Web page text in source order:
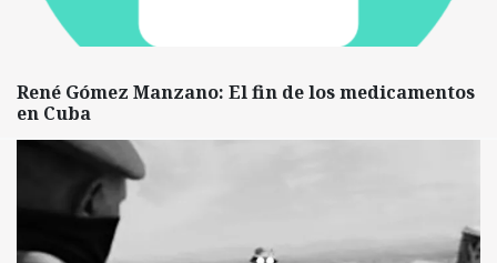
René Gómez Manzano: El fin de los medicamentos
en Cuba